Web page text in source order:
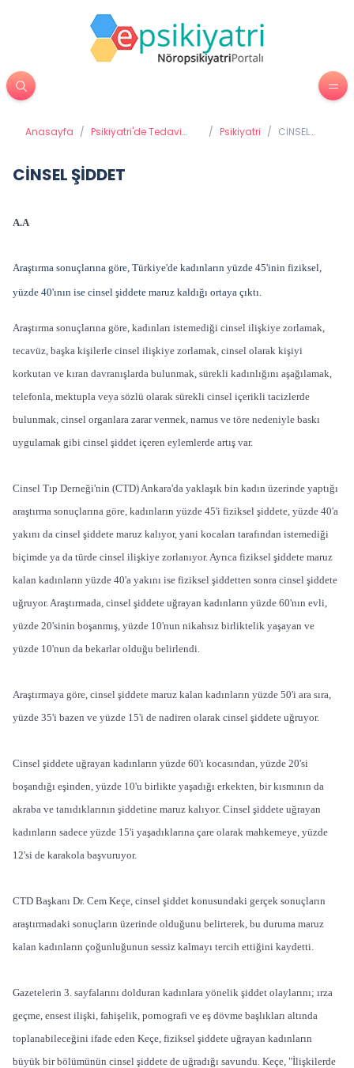
Anasayfa / Psikiyatri'de Tedavi
/ Psikiyatri / CİNSEL
CİNSEL ŞİDDET
A.A
Araştırma sonuçlarına göre, Türkiye'de kadınların yüzde 45'inin fiziksel,
yüzde 40'ının ise cinsel şiddete maruz kaldığı ortaya çıktı.
Araştırma sonuçlarına göre, kadınları istemediği cinsel ilişkiye zorlamak,
tecavüz, başka kişilerle cinsel ilişkiye zorlamak, cinsel olarak kişiyi
korkutan ve kıran davranışlarda bulunmak, sürekli kadınlığını aşağılamak,
telefonla, mektupla veya sözlü olarak sürekli cinsel içerikli tacizlerde
bulunmak, cinsel organlara zarar vermek, namus ve töre nedeniyle baskı
uygulamak gibi cinsel şiddet içeren eylemlerde artış var.
Cinsel Tıp Derneği'nin (CTD) Ankara'da yaklaşık bin kadın üzerinde yaptığı
araştırma sonuçlarına göre, kadınların yüzde 45'i fiziksel şiddete, yüzde 40'a
yakını da cinsel şiddete maruz kalıyor, yani kocaları tarafından istemediği
biçimde ya da türde cinsel ilişkiye zorlanıyor. Ayrıca fiziksel şiddete maruz
kalan kadınların yüzde 40'a yakını ise fiziksel şiddetten sonra cinsel şiddete
uğruyor. Araştırmada, cinsel şiddete uğrayan kadınların yüzde 60'nın evli,
yüzde 20'sinin boşanmış, yüzde 10'nun nikahsız birliktelik yaşayan ve
yüzde 10'nun da bekarlar olduğu belirlendi.
Araştırmaya göre, cinsel şiddete maruz kalan kadınların yüzde 50'i ara sıra,
yüzde 35'i bazen ve yüzde 15'i de nadiren olarak cinsel şiddete uğruyor.
Cinsel şiddete uğrayan kadınların yüzde 60'ı kocasından, yüzde 20'si
boşandığı eşinden, yüzde 10'u birlikte yaşadığı erkekten, bir kısmının da
akraba ve tanıdıklarının şiddetine maruz kalıyor. Cinsel şiddete uğrayan
kadınların sadece yüzde 15'i yaşadıklarına çare olarak mahkemeye, yüzde
12'si de karakola başvuruyor.
CTD Başkanı Dr. Cem Keçe, cinsel şiddet konusundaki gerçek sonuçların
araştırmadaki sonuçların üzerinde olduğunu belirterek, bu duruma maruz
kalan kadınların çoğunluğunun sessiz kalmayı tercih ettiğini kaydetti.
Gazetelerin 3. sayfalarını dolduran kadınlara yönelik şiddet olaylarını; ırza
geçme, ensest ilişki, fahişelik, pornografi ve eş dövme başlıkları altında
toplanabileceğini ifade eden Keçe, fiziksel şiddete uğrayan kadınların
büyük bir bölümünün cinsel şiddete de uğradığı savundu. Keçe, "İlişkilerde